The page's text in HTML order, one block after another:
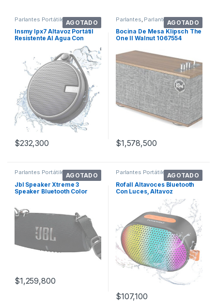
AGOTADO
Parlantes Portátiles
Insmy Ipx7 Altavoz Portátil
Resistente Al Agua Con
$232,300
AGOTADO
Parlantes Parlantes Portátiles
Bocina De Mesa Klipsch The
One Il Walnut 1067554
$1,578,500
AGOTADO
Parlantes Portátiles
Jbl Speaker Xtreme 3
Speaker Bluetooth Color
$1,259,800
AGOTADO
Parlantes Portátiles
Rofall Altavoces Bluetooth
Con Luces, Altavoz
Inalámbrico . Color Negro
$107,100